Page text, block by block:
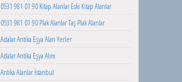
0531 981 01 90 Kitap Alanlar Eski Kitap Alanlar
0531 981 01 90 Plak Alanlar Taş Plak Alanlar
Adalar Antika Eşya Alan Yerler
Adalar Antika Eşya Alım
Antika Alanlar İstanbul